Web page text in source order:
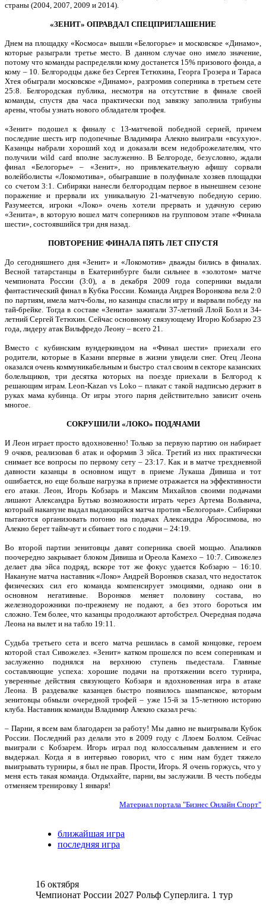
страны (2004, 2007, 2009 и 2014).
«ЗЕНИТ» ОПРАВДАЛ СПЕЦПРИГЛАШЕНИЕ
Днем на площадку «Космоса» вышли «Белогорье» и московское «Динамо»,
которые разыграли третье место. В данном случае оно имело значение,
потому что команды распределяли кому достанется 15% призового фонда, а
кому – 10. Белгородцы даже без Сергея Тетюхина, Георга Грозера и Тараса
Хтея обыграли московское «Динамо», разгромив соперника в третьем сете
25:8. Белгородская публика, несмотря на отсутствие в финале своей
команды, спустя два часа практически под завязку заполнила трибуны
арены, чтобы узнать нового обладателя трофея.
«Зенит» подошел к финалу с 13-матчевой победной серией, причем
последние шесть игр подопечные Владимира Алекно выиграли «всухую».
Казанцы набрали хороший ход и доказали всем недоброжелателям, что
получили wild card вполне заслуженно. В Белгороде, безусловно, ждали
финал «Белогорье» – «Зенит», но привлекательную афишу сорвали
волейболисты «Локомотива», обыгравшие в полуфинале хозяев площадки
со счетом 3:1. Сибиряки нанесли белгородцам первое в нынешнем сезоне
поражение и прервали их уникальную 21-матчевую победную серию.
Разумеется, игроки «Локо» очень хотели прервать и удачную серию
«Зенита», в которую вошел матч соперников на групповом этапе «Финала
шести», состоявшийся три дня назад.
ПОВТОРЕНИЕ ФИНАЛА ПЯТЬ ЛЕТ СПУСТЯ
До сегодняшнего дня «Зенит» и «Локомотив» дважды бились в финалах.
Весной татарстанцы в Екатеринбурге были сильнее в «золотом» матче
чемпионата России (3:0), а в декабря 2009 года соперники выдали
фантастический финал в Кубка России. Команда Андрея Воронкова вела 2:0
по партиям, имела матч-болы, но казанцы спасли игру и вырвали победу на
тай-брейке. Тогда в составе «Зенита» зажигали 37-летний Ллой Болл и 34-
летний Сергей Тетюхин. Сейчас основному связующему Игорю Кобзарю 23
года, лидеру атак Вильфредо Леону – всего 21.
Вместо с кубинским вундеркиндом на «Финал шести» приехали его
родители, которые в Казани впервые в жизни увидели снег. Отец Леона
оказался очень коммуникабельным и быстро стал своим в секторе казанских
болельщиков, три десятка которых на поезде приехали в Белгород к
решающим играм. Leon-Kazan vs Loko – плакат с такой надписью держит в
руках мама кубинца. От игры этого парня действительно зависит очень
многое.
СОКРУШИЛИ «ЛОКО» ПОДАЧАМИ
И Леон играет просто вдохновенно! Только за первую партию он набирает
9 очков, реализовав 6 атак и оформив 3 эйса. Третий из них практически
снимает все вопросы по первому сету – 23:17. Как и в матче трехдневной
давности казанцы в основном ищут в приеме Лукаша Дивиша и тот
ошибается, но еще больше нагрузка в приеме отражается на эффективности
его атаки. Леон, Игорь Кобзарь и Максим Михайлов своими подачами
лишают Александра Бутько возможности играть через Артема Вольвича,
который накануне выдал выдающийся матча против «Белогорья». Сибиряки
пытаются организовать погоню на подачах Александра Абросимова, но
Алекно берет тайм-аут и сбивает того с подачи – 24:19.
Во второй партии зенитовцы давят соперника своей мощью. Апаликов
поочередно закрывает блоком Дивиша и Ореола Камехо – 10:7. Сивожелез
делает два эйса подряд, вскоре тот же фокус удается Кобзарю – 16:10.
Накануне матча наставник «Локо» Андрей Воронков сказал, что недостаток
физических сил его команда компенсирует эмоциями, однако они в
основном негативные. Воронков меняет половину состава, но
железнодорожники по-прежнему не подают, а без этого бороться им
сложно. Тем более, что казанцы продолжают артобстрел. Очередная подача
Леона на вылет и на табло 19:11.
Судьба третьего сета и всего матча решилась в самой концовке, героем
которой стал Сивожелез. «Зенит» катком прошелся по всем соперникам и
заслуженно поднялся на верхнюю ступень пьедестала. Главные
составляющие успеха: хорошие подачи на протяжении всего турнира,
уверенные действия связующего Кобзаря и вдохновенная игра в атаке
Леона. В раздевалке казанцев быстро появилось шампанское, которым
зенитовцы обмыли очередной трофей – уже 15-й за 15-летнюю историю
клуба. Наставник команды Владимир Алекно сказал речь:
– Парни, я всем вам благодарен за работу! Мы давно не выигрывали Кубок
России. Последний раз делали это в 2009 году с Ллоем Боллом. Сейчас
выиграли с Кобзарем. Игорь играл под колоссальным давлением и его
выдержал. Когда я в интервью говорил, что с ним нам будет тяжело
выигрывать турниры, я был не прав. Прости, Игорь. Я очень горжусь, что у
меня есть такая команда. Отдыхайте, парни, вы заслужили. В честь победы
отменяем тренировку 1 января!
Материал портала "Бизнес Онлайн Спорт"
ближайшая игра
последняя игра
16 октября
Чемпионат России 2027 Рольф Суперлига. 1 тур